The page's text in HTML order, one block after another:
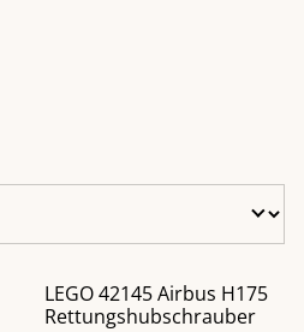
LEGO 42145 Airbus H175
Rettungshubschrauber